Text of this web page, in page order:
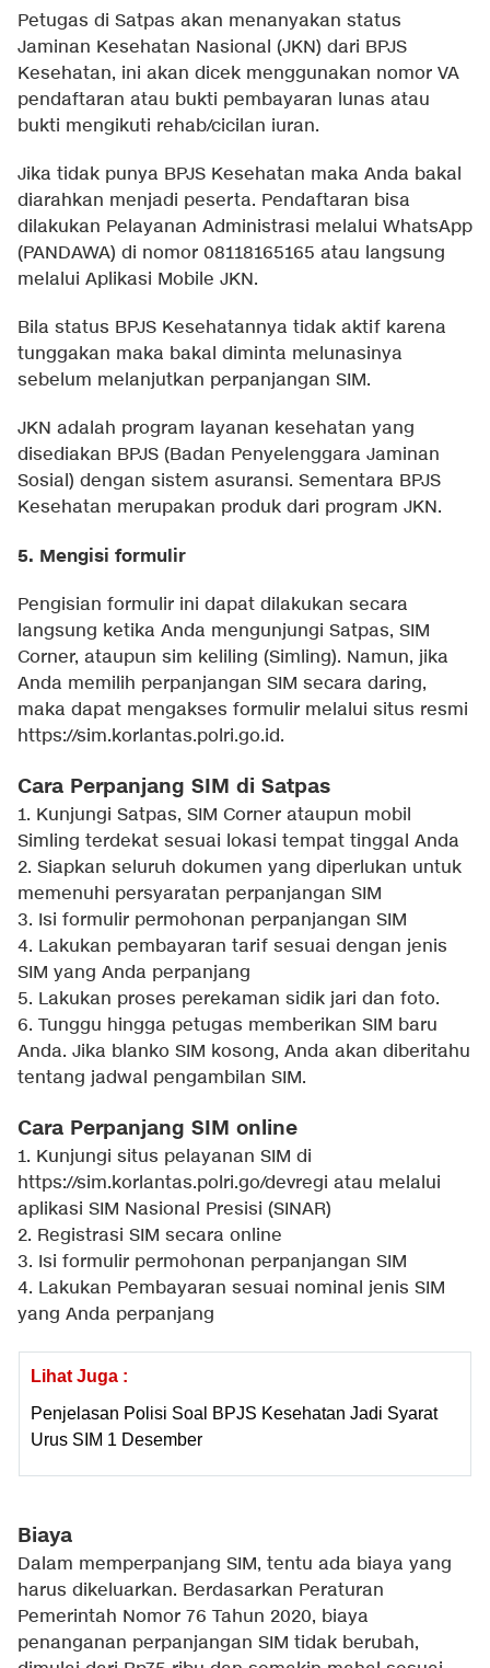
Petugas di Satpas akan menanyakan status
Jaminan Kesehatan Nasional (JKN) dari BPJS
Kesehatan, ini akan dicek menggunakan nomor VA
pendaftaran atau bukti pembayaran lunas atau
bukti mengikuti rehab/cicilan iuran.
Jika tidak punya BPJS Kesehatan maka Anda bakal
diarahkan menjadi peserta. Pendaftaran bisa
dilakukan Pelayanan Administrasi melalui WhatsApp
(PANDAWA) di nomor 08118165165 atau langsung
melalui Aplikasi Mobile JKN.
Bila status BPJS Kesehatannya tidak aktif karena
tunggakan maka bakal diminta melunasinya
sebelum melanjutkan perpanjangan SIM.
JKN adalah program layanan kesehatan yang
disediakan BPJS (Badan Penyelenggara Jaminan
Sosial) dengan sistem asuransi. Sementara BPJS
Kesehatan merupakan produk dari program JKN.
5. Mengisi formulir
Pengisian formulir ini dapat dilakukan secara
langsung ketika Anda mengunjungi Satpas, SIM
Corner, ataupun sim keliling (Simling). Namun, jika
Anda memilih perpanjangan SIM secara daring,
maka dapat mengakses formulir melalui situs resmi
https://sim.korlantas.polri.go.id.
Cara Perpanjang SIM di Satpas
1. Kunjungi Satpas, SIM Corner ataupun mobil
Simling terdekat sesuai lokasi tempat tinggal Anda
2. Siapkan seluruh dokumen yang diperlukan untuk
memenuhi persyaratan perpanjangan SIM
3. Isi formulir permohonan perpanjangan SIM
4. Lakukan pembayaran tarif sesuai dengan jenis
SIM yang Anda perpanjang
5. Lakukan proses perekaman sidik jari dan foto.
6. Tunggu hingga petugas memberikan SIM baru
Anda. Jika blanko SIM kosong, Anda akan diberitahu
tentang jadwal pengambilan SIM.
Cara Perpanjang SIM online
1. Kunjungi situs pelayanan SIM di
https://sim.korlantas.polri.go/devregi atau melalui
aplikasi SIM Nasional Presisi (SINAR)
2. Registrasi SIM secara online
3. Isi formulir permohonan perpanjangan SIM
4. Lakukan Pembayaran sesuai nominal jenis SIM
yang Anda perpanjang
Lihat Juga :
Penjelasan Polisi Soal BPJS Kesehatan Jadi Syarat
Urus SIM 1 Desember
Biaya
Dalam memperpanjang SIM, tentu ada biaya yang
harus dikeluarkan. Berdasarkan Peraturan
Pemerintah Nomor 76 Tahun 2020, biaya
penanganan perpanjangan SIM tidak berubah,